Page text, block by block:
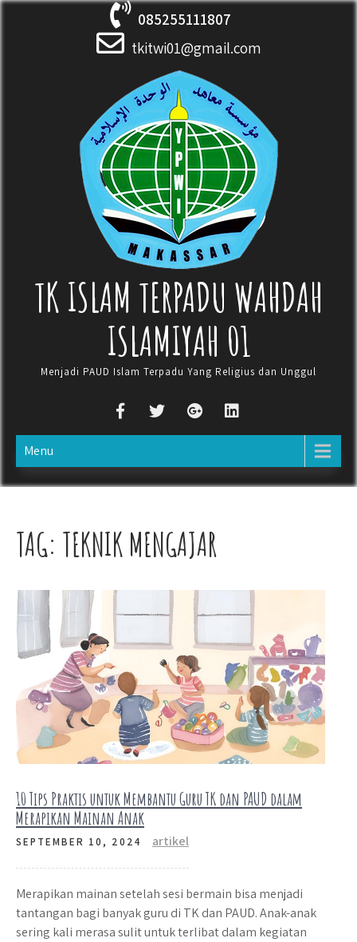
Skip
085255111807
tkitwi01@gmail.com
TK ISLAM TERPADU WAHDAH
ISLAMIYAH 01
Menjadi PAUD Islam Terpadu Yang Religius dan Unggul
Menu
TAG: TEKNIK MENGAJAR
10 Tips Praktis untuk Membantu Guru TK dan PAUD dalam
Merapikan Mainan Anak
SEPTEMBER 10, 2024 artikel
Merapikan mainan setelah sesi bermain bisa menjadi
tantangan bagi banyak guru di TK dan PAUD. Anak-anak
sering kali merasa sulit untuk terlibat dalam kegiatan